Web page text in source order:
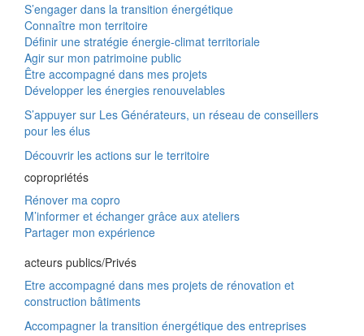
S’engager dans la transition énergétique
Connaître mon territoire
Définir une stratégie énergie-climat territoriale
Agir sur mon patrimoine public
Être accompagné dans mes projets
Développer les énergies renouvelables
S’appuyer sur Les Générateurs, un réseau de conseillers
pour les élus
Découvrir les actions sur le territoire
copropriétés
Rénover ma copro
M’informer et échanger grâce aux ateliers
Partager mon expérience
acteurs publics/Privés
Etre accompagné dans mes projets de rénovation et
construction bâtiments
Accompagner la transition énergétique des entreprises